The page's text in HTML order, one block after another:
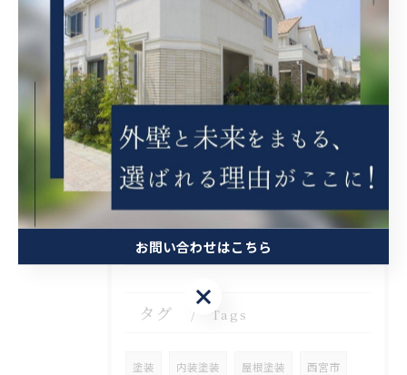
2026/08/06
兵庫県尼崎市でベランダリフォームを施工してます。
2026/08/06
タグ Tags
塗装 内装塗装 屋根塗装 西宮市
お問い合わせはこちら
お問い合わせはこちら